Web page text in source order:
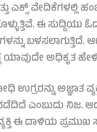
ಎಕ್ಸ್
ಈ ಸುದ್ದಿಯು
ಯಾವುದೇ ಅಧಿಕೃತ
ಅಜ್ಞಾತ
ಎಂಬುದು ನಿಜ.
ಈ ದಾಳಿಯ ಪ್ರಮುಖ